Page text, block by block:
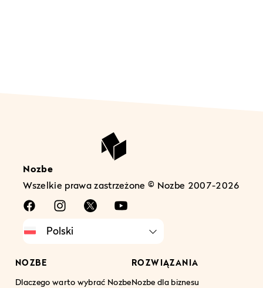
Nozbe
Wszelkie prawa zastrzeżone © Nozbe 2007-2026
NOZBE
Dlaczego warto wybrać Nozbe
ROZWIĄZANIA
Nozbe dla biznesu